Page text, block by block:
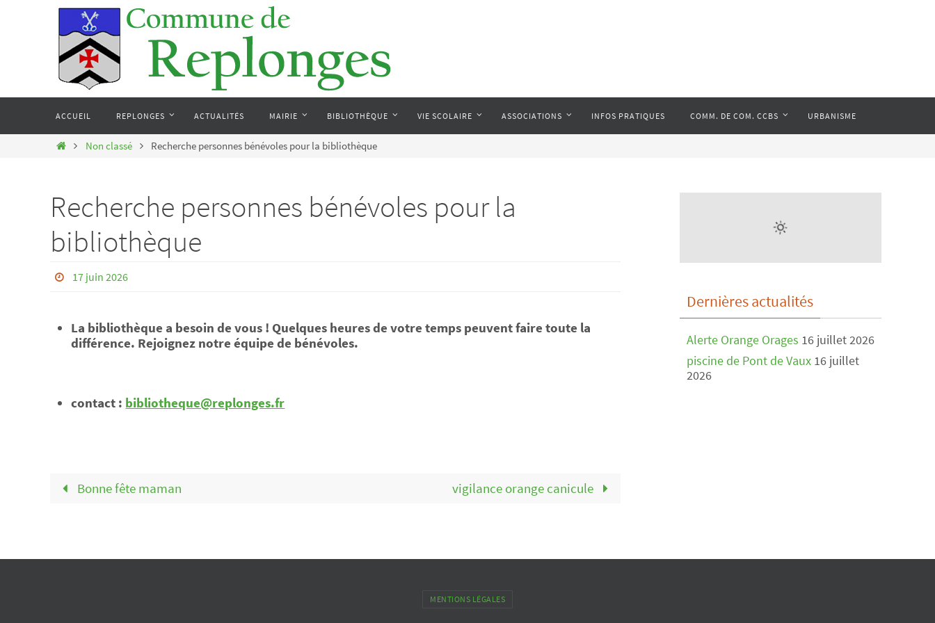
contenu
ACCUEIL REPLONGES ACTUALITÉS MAIRIE BIBLIOTHÈQUE VIE SCOLAIRE ASSOCIATIONS INFOS PRATIQUES COMM. DE COM. CCBS URBANISME
HomeNon classé Recherche personnes bénévoles pour la bibliothèque
Recherche personnes bénévoles pour la
bibliothèque
17 juin 2026
La bibliothèque a besoin de vous ! Quelques heures de votre temps peuvent faire toute la
différence. Rejoignez notre équipe de bénévoles.
contact : bibliotheque@replonges.fr
Bonne fête maman vigilance orange canicule
Dernières actualités
Alerte Orange Orages 16 juillet 2026
piscine de Pont de Vaux 16 juillet
2026
MENTIONS LÉGALES
Panneau de gestion des cookies